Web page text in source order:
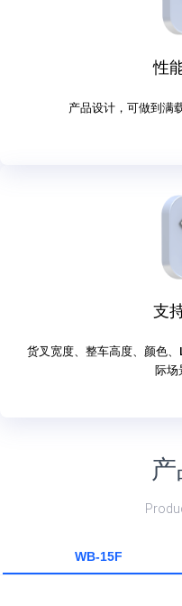
性
产品设计，可做到满
支
货叉宽度、整车高度、颜色
际场
WB-15F